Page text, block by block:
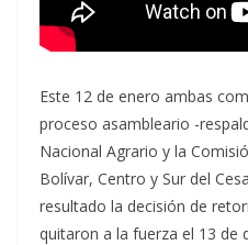
Este 12 de enero ambas
proceso asambleario -
Nacional Agrario y la
Bolívar, Centro y Sur del
resultado la decisión de
quitaron a la fuerza el 13 de